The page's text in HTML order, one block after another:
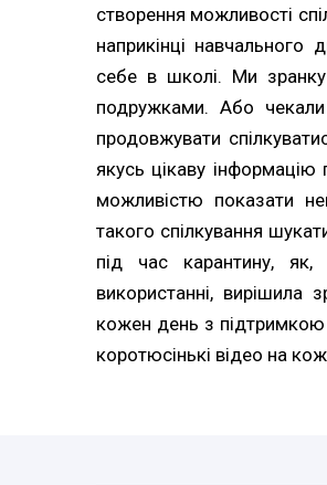
створення можливості
наприкінці
себе в школі. Ми
подружками. Або
продовжувати
якусь цікаву інформацію
можливістю показати
такого спілкування
під час карантину,
використанні, вирішила
кожен день з
коротюсінькі відео на